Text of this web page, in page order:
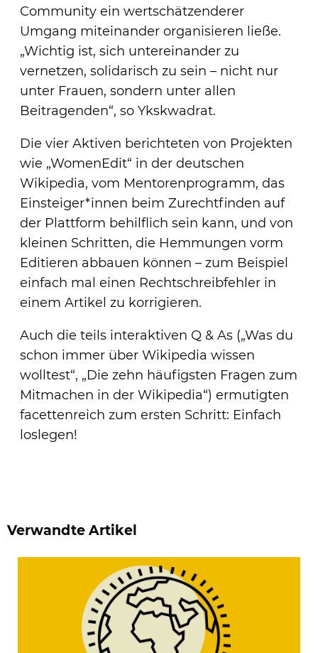
Community ein wertschätzenderer
Umgang miteinander organisieren ließe.
„Wichtig ist, sich untereinander zu
vernetzen, solidarisch zu sein – nicht nur
unter Frauen, sondern unter allen
Beitragenden“, so Ykskwadrat.
Die vier Aktiven berichteten von Projekten
wie „WomenEdit“ in der deutschen
Wikipedia, vom Mentorenprogramm, das
Einsteiger*innen beim Zurechtfinden auf
der Plattform behilflich sein kann, und von
kleinen Schritten, die Hemmungen vorm
Editieren abbauen können – zum Beispiel
einfach mal einen Rechtschreibfehler in
einem Artikel zu korrigieren.
Auch die teils interaktiven Q & As („Was du
schon immer über Wikipedia wissen
wolltest“, „Die zehn häufigsten Fragen zum
Mitmachen in der Wikipedia“) ermutigten
facettenreich zum ersten Schritt: Einfach
loslegen!
Verwandte Artikel